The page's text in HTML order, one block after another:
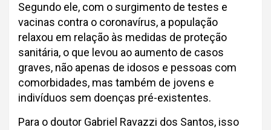
Segundo ele, com o surgimento de testes e
vacinas contra o coronavírus, a população
relaxou em relação às medidas de proteção
sanitária, o que levou ao aumento de casos
graves, não apenas de idosos e pessoas com
comorbidades, mas também de jovens e
indivíduos sem doenças pré-existentes.
Para o doutor Gabriel Ravazzi dos Santos, isso